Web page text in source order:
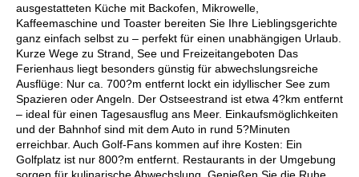
ausgestatteten Küche mit Backofen, Mikrowelle,
Kaffeemaschine und Toaster bereiten Sie Ihre Lieblingsgerichte
ganz einfach selbst zu – perfekt für einen unabhängigen Urlaub.
Kurze Wege zu Strand, See und Freizeitangeboten Das
Ferienhaus liegt besonders günstig für abwechslungsreiche
Ausflüge: Nur ca. 700?m entfernt lockt ein idyllischer See zum
Spazieren oder Angeln. Der Ostseestrand ist etwa 4?km entfernt
– ideal für einen Tagesausflug ans Meer. Einkaufsmöglichkeiten
und der Bahnhof sind mit dem Auto in rund 5?Minuten
erreichbar. Auch Golf-Fans kommen auf ihre Kosten: Ein
Golfplatz ist nur 800?m entfernt. Restaurants in der Umgebung
sorgen für kulinarische Abwechslung. Genießen Sie die Ruhe